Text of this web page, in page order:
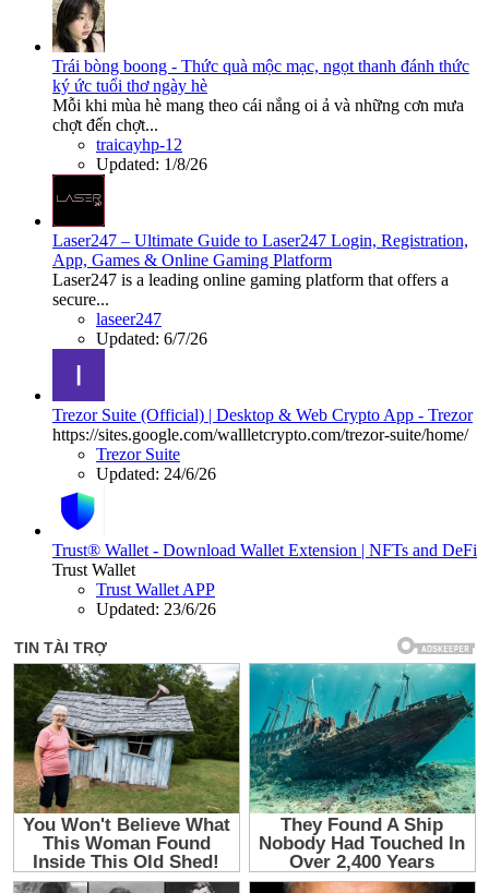
Trái bòng boong - Thức quà mộc mạc, ngọt thanh đánh thức
ký ức tuổi thơ ngày hè
Mỗi khi mùa hè mang theo cái nắng oi ả và những cơn mưa
chợt đến chợt...
traicayhp-12
Updated: 1/8/26
Laser247 – Ultimate Guide to Laser247 Login, Registration,
App, Games & Online Gaming Platform
Laser247 is a leading online gaming platform that offers a
secure...
laseer247
Updated: 6/7/26
Trezor Suite (Official) | Desktop & Web Crypto App - Trezor
https://sites.google.com/wallletcrypto.com/trezor-suite/home/
Trezor Suite
Updated: 24/6/26
Trust® Wallet - Download Wallet Extension | NFTs and DeFi
Trust Wallet
Trust Wallet APP
Updated: 23/6/26